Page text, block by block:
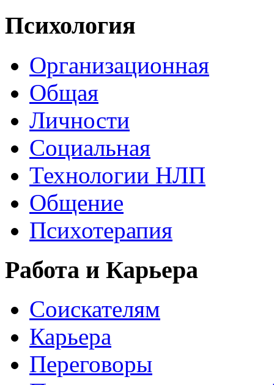
Психология
Организационная
Общая
Личности
Социальная
Технологии НЛП
Общение
Психотерапия
Работа и Карьера
Соискателям
Карьера
Переговоры